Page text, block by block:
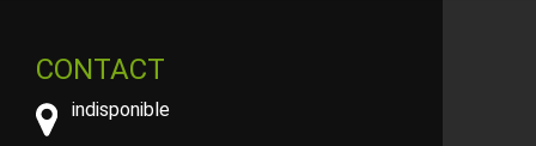
CONTACT
indisponible